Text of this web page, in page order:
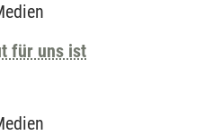
für uns ist